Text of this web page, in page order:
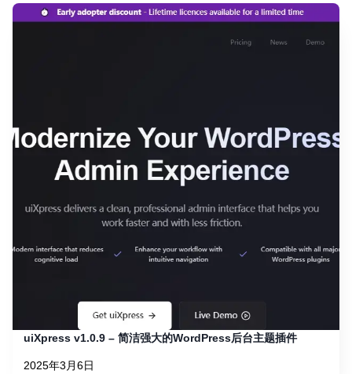
uiXpress v1.0.9 – 简洁强大的WordPress后台主题插件
2025年3月6日